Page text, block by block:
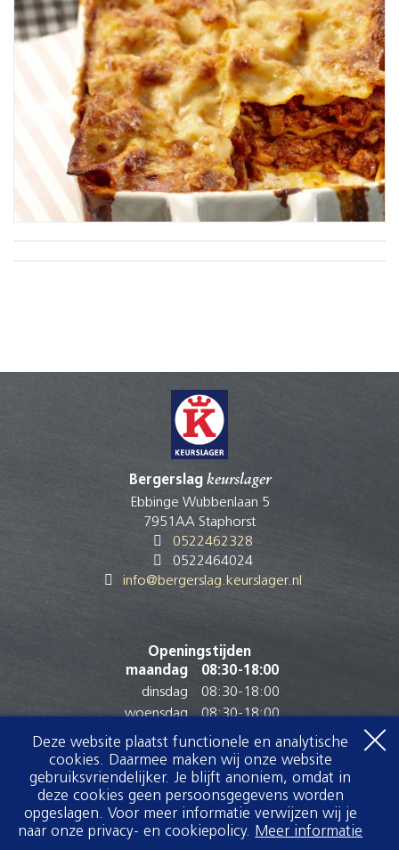
Bergerslagkeurslager
Ebbinge Wubbenlaan 5
7951AA Staphorst
0522462328
0522464024
info@bergerslag.keurslager.nl
Openingstijden
maandag
08:30-18:00
dinsdag
08:30-18:00
woensdag
08:30-18:00
donderdag
08:30 -
vrijdag
08:30- 18:00
zaterdag
07:30-17:00
zondag
Gesloten
Deze website plaatst functionele en analytische
cookies. Daarmee maken wij onze website
gebruiksvriendelijker. Je blijft anoniem, omdat in
deze cookies geen persoonsgegevens worden
opgeslagen. Voor meer informatie verwijzen wij je
naar onze privacy- en cookiepolicy. Meer informatie